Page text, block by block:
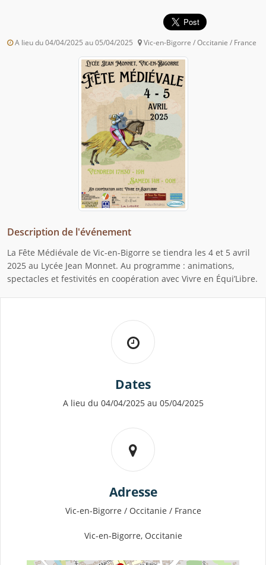
A lieu du 04/04/2025 au 05/04/2025 Vic-en-Bigorre / Occitanie / France
Description de l'événement
La Fête Médiévale de Vic-en-Bigorre se tiendra les 4 et 5 avril
2025 au Lycée Jean Monnet. Au programme : animations,
spectacles et festivités en coopération avec Vivre en Équi’Libre.
Dates
A lieu du 04/04/2025 au 05/04/2025
Adresse
Vic-en-Bigorre / Occitanie / France
Vic-en-Bigorre, Occitanie